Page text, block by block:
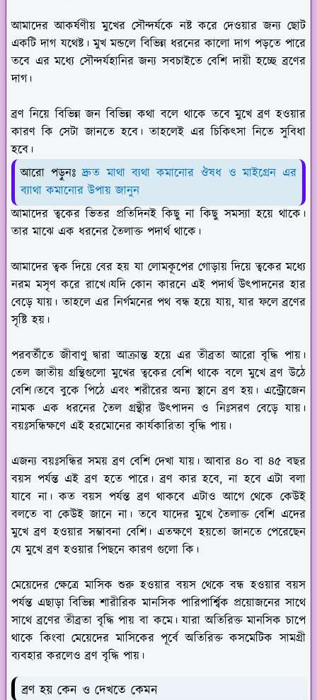
আমাদের আকর্ষণীয় মুখের সৌন্দর্যকে নষ্ট করে দেওয়ার জন্য ছোট
একটি দাগ যথেষ্ট। মুখ মন্ডলে বিভিন্ন ধরনের কালো দাগ পড়তে পারে
তবে এর মধ্যে সৌন্দর্যহানির জন্য সবচাইতে বেশি দায়ী হচ্ছে ব্রণের
দাগ।
ব্রণ নিয়ে বিভিন্ন জন বিভিন্ন কথা বলে থাকে তবে মুখে ব্রণ হওয়ার
কারণ কি সেটা জানতে হবে। তাহলেই এর চিকিৎসা নিতে সুবিধা
হবে।
আরো পড়ুনঃদ্রুত মাথা ব্যথা কমানোর ঔষধ ও মাইগ্রেন এর
ব্যাথা কমানোর উপায় জানুন
আমাদের ত্বকের ভিতর প্রতিদিনই কিছু না কিছু সমস্যা হয়ে থাকে।
তার মাঝে এক ধরনের তৈলাক্ত পদার্থ থাকে।
আমাদের ত্বক দিয়ে বের হয় যা লোমকূপের গোড়ায় দিয়ে ত্বকের মধ্যে
নরম মসৃণ করে রাখে।যদি কোন কারনে এই পদার্থ উৎপাদনের হার
বেড়ে যায়। তাহলে এর নির্গমনের পথ বন্ধ হয়ে যায়, যার ফলে ব্রণের
সৃষ্টি হয়।
পরবর্তীতে জীবাণু দ্বারা আক্রান্ত হয়ে এর তীব্রতা আরো বৃদ্ধি পায়।
তেল জাতীয় গ্রন্থিগুলো মুখের ত্বকের বেশি থাকে বলে মুখে ব্রণ উঠে
বেশি।তবে বুকে পিঠে এবং শরীরের অন্য স্থানে ব্রণ হয়। এন্ট্রোজেন
নামক এক ধরনের তৈল গ্রন্থীর উৎপাদন ও নিঃসরণ বেড়ে যায়।
বয়ঃসন্ধিক্ষণে এই হরমোনের কার্যকারিতা বৃদ্ধি পায়।
এজন্য বয়ঃসন্ধির সময় ব্রণ বেশি দেখা যায়। আবার ৪০ বা ৪৫ বছর
বয়স পর্যন্ত এই ব্রণ হতে পারে। ব্রণ কার হবে, না হবে এটা বলা
যাবে না। কত বয়স পর্যন্ত ব্রণ থাকবে এটাও আগে থেকে কেউই
বলতে বা কেউই জানে না। তবে যাদের মুখে তৈলাক্ত বেশি এদের
মুখে ব্রণ হওয়ার সম্ভাবনা বেশি। এতক্ষণে হয়তো জানতে পেরেছেন
যে মুখে ব্রণ হওয়ার পিছনে কারণ গুলো কি।
মেয়েদের ক্ষেত্রে মাসিক শুরু হওয়ার বয়স থেকে বন্ধ হওয়ার বয়স
পর্যন্ত এছাড়া বিভিন্ন শারীরিক মানসিক পারিপার্শ্বিক প্রয়োজনের সাথে
সাথে ব্রণের তীব্রতা বৃদ্ধি পায় বা কমে। যারা অতিরিক্ত মানসিক চাপে
থাকে কিংবা মেয়েদের মাসিকের পূর্বে অতিরিক্ত কসমেটিক সামগ্রী
ব্যবহার করলেও ব্রণ বৃদ্ধি পায়।
ব্রণ হয় কেন ও দেখতে কেমন